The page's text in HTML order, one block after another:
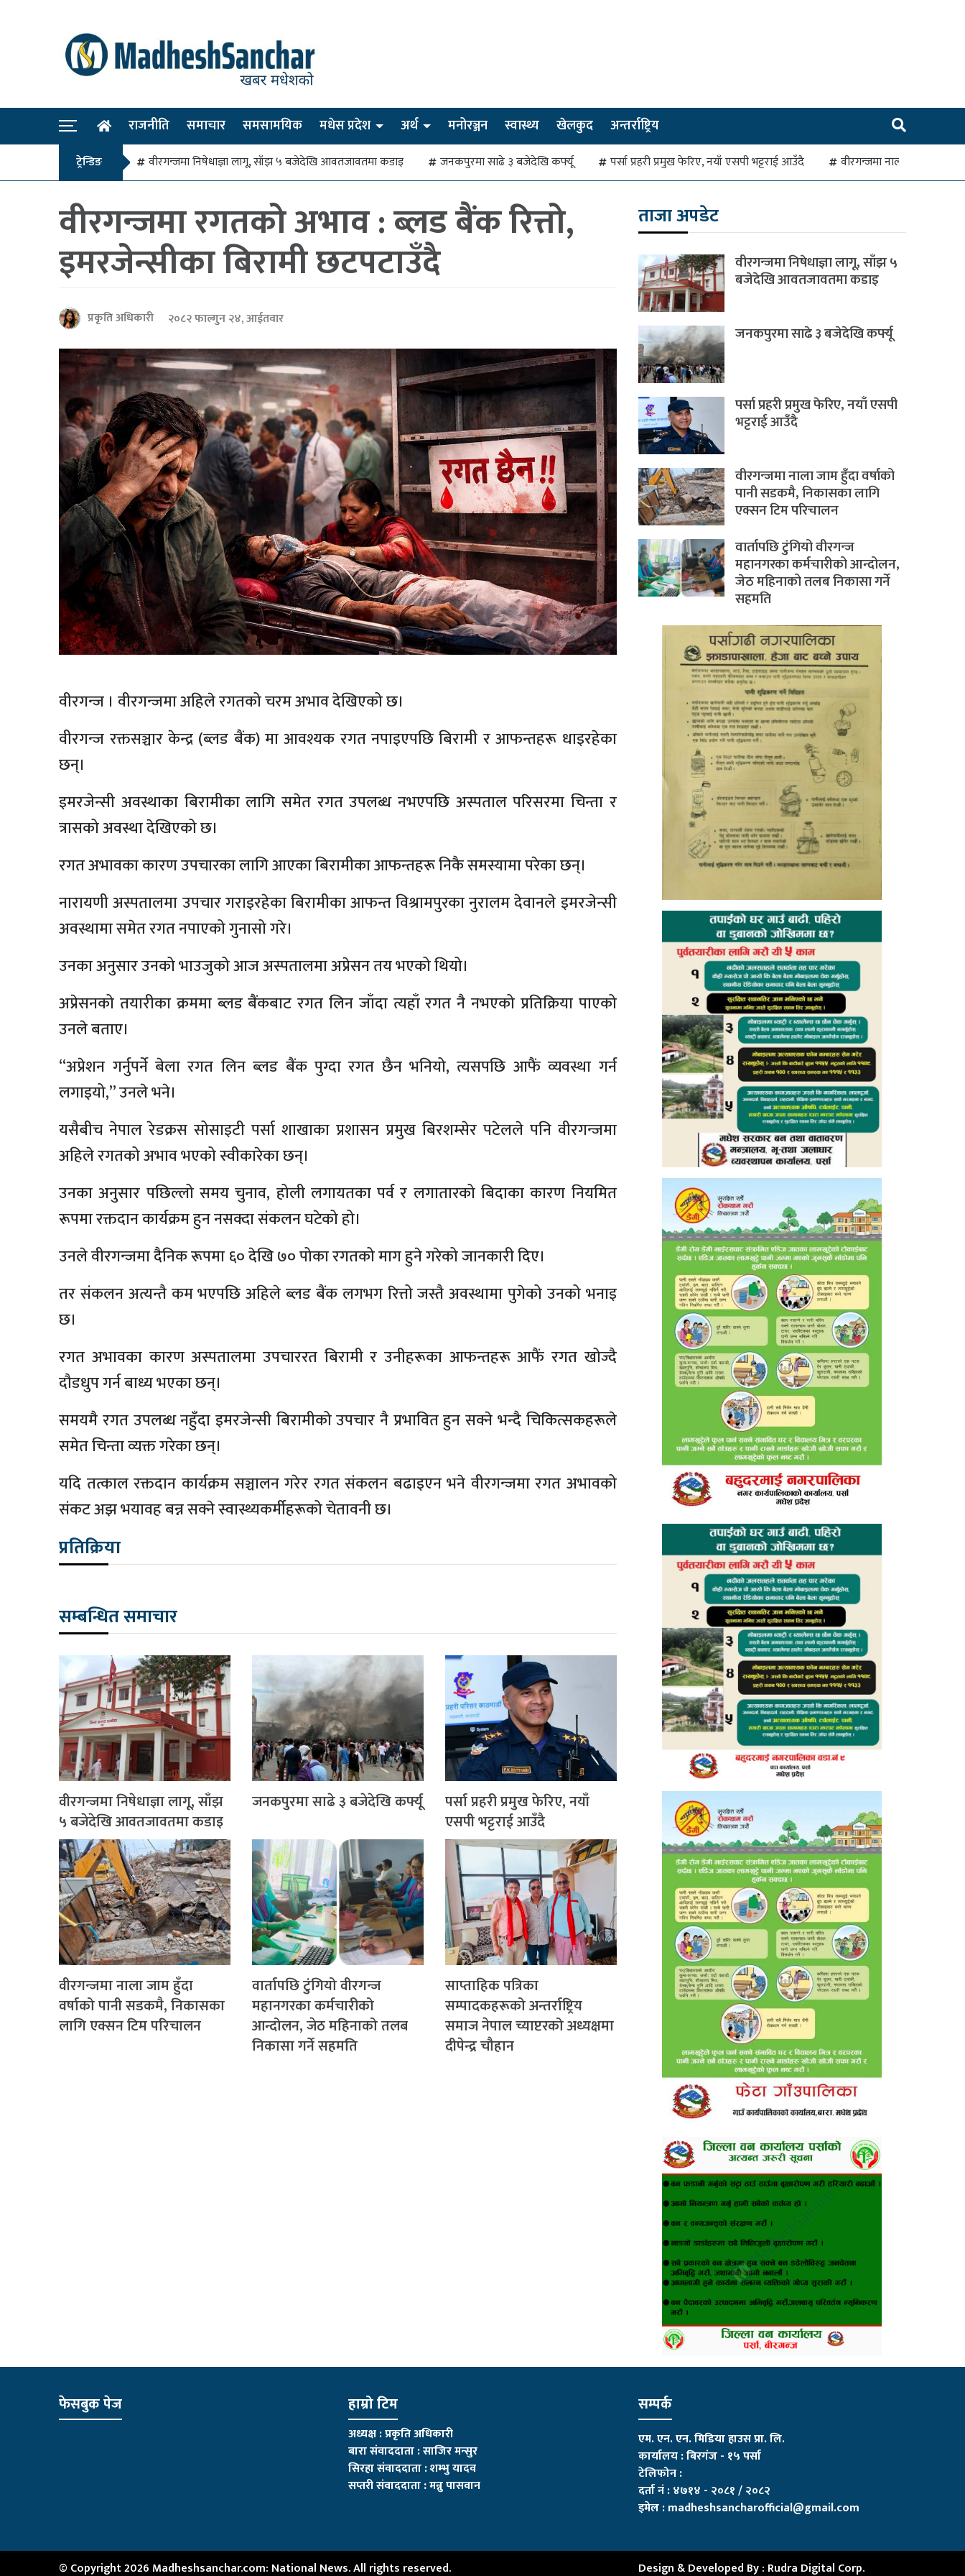
राजनीति समाचार समसामयिक मधेस प्रदेश अर्थ मनोरञ्जन स्वास्थ्य खेलकुद अन्तर्राष्ट्रिय
ट्रेन्डिङ वीरगन्जमा निषेधाज्ञा लागू, साँझ ५ बजेदेखि आवतजावतमा कडाइ जनकपुरमा साढे ३ बजेदेखि कर्फ्यू पर्सा प्रहरी प्रमुख फेरिए, नयाँ एसपी भट्टराई आउँदै वीरगन्जमा नाला जाम हुँदा
वीरगन्जमा रगतको अभाव : ब्लड बैंक रित्तो,
इमरजेन्सीका बिरामी छटपटाउँदै
प्रकृति अधिकारी २०८२ फाल्गुन २४, आईतवार
वीरगन्ज । वीरगन्जमा अहिले रगतको चरम अभाव देखिएको छ।
वीरगन्ज रक्तसञ्चार केन्द्र (ब्लड बैंक) मा आवश्यक रगत नपाइएपछि बिरामी र आफन्तहरू धाइरहेका
छन्।
इमरजेन्सी अवस्थाका बिरामीका लागि समेत रगत उपलब्ध नभएपछि अस्पताल परिसरमा चिन्ता र
त्रासको अवस्था देखिएको छ।
रगत अभावका कारण उपचारका लागि आएका बिरामीका आफन्तहरू निकै समस्यामा परेका छन्।
नारायणी अस्पतालमा उपचार गराइरहेका बिरामीका आफन्त विश्रामपुरका नुरालम देवानले इमरजेन्सी
अवस्थामा समेत रगत नपाएको गुनासो गरे।
उनका अनुसार उनको भाउजुको आज अस्पतालमा अप्रेसन तय भएको थियो।
अप्रेसनको तयारीका क्रममा ब्लड बैंकबाट रगत लिन जाँदा त्यहाँ रगत नै नभएको प्रतिक्रिया पाएको
उनले बताए।
“अप्रेशन गर्नुपर्ने बेला रगत लिन ब्लड बैंक पुग्दा रगत छैन भनियो, त्यसपछि आफैं व्यवस्था गर्न
लगाइयो,” उनले भने।
यसैबीच नेपाल रेडक्रस सोसाइटी पर्सा शाखाका प्रशासन प्रमुख बिरशम्सेर पटेलले पनि वीरगन्जमा
अहिले रगतको अभाव भएको स्वीकारेका छन्।
उनका अनुसार पछिल्लो समय चुनाव, होली लगायतका पर्व र लगातारको बिदाका कारण नियमित
रूपमा रक्तदान कार्यक्रम हुन नसक्दा संकलन घटेको हो।
उनले वीरगन्जमा दैनिक रूपमा ६० देखि ७० पोका रगतको माग हुने गरेको जानकारी दिए।
तर संकलन अत्यन्तै कम भएपछि अहिले ब्लड बैंक लगभग रित्तो जस्तै अवस्थामा पुगेको उनको भनाइ
छ।
रगत अभावका कारण अस्पतालमा उपचाररत बिरामी र उनीहरूका आफन्तहरू आफैं रगत खोज्दै
दौडधुप गर्न बाध्य भएका छन्।
समयमै रगत उपलब्ध नहुँदा इमरजेन्सी बिरामीको उपचार नै प्रभावित हुन सक्ने भन्दै चिकित्सकहरूले
समेत चिन्ता व्यक्त गरेका छन्।
यदि तत्काल रक्तदान कार्यक्रम सञ्चालन गरेर रगत संकलन बढाइएन भने वीरगन्जमा रगत अभावको
संकट अझ भयावह बन्न सक्ने स्वास्थ्यकर्मीहरूको चेतावनी छ।
प्रतिक्रिया
सम्बन्धित समाचार
वीरगन्जमा निषेधाज्ञा लागू, साँझ
५ बजेदेखि आवतजावतमा कडाइ
जनकपुरमा साढे ३ बजेदेखि कर्फ्यू
पर्सा प्रहरी प्रमुख फेरिए, नयाँ
एसपी भट्टराई आउँदै
वीरगन्जमा नाला जाम हुँदा
वर्षाको पानी सडकमै, निकासका
लागि एक्सन टिम परिचालन
वार्तापछि टुंगियो वीरगन्ज
महानगरका कर्मचारीको
आन्दोलन, जेठ महिनाको तलब
निकासा गर्ने सहमति
साप्ताहिक पत्रिका
सम्पादकहरूको अन्तर्राष्ट्रिय
समाज नेपाल च्याप्टरको अध्यक्षमा
दीपेन्द्र चौहान
ताजा अपडेट
वीरगन्जमा निषेधाज्ञा लागू, साँझ ५
बजेदेखि आवतजावतमा कडाइ
जनकपुरमा साढे ३ बजेदेखि कर्फ्यू
पर्सा प्रहरी प्रमुख फेरिए, नयाँ एसपी
भट्टराई आउँदै
वीरगन्जमा नाला जाम हुँदा वर्षाको
पानी सडकमै, निकासका लागि
एक्सन टिम परिचालन
वार्तापछि टुंगियो वीरगन्ज
महानगरका कर्मचारीको आन्दोलन,
जेठ महिनाको तलब निकासा गर्ने
सहमति
फेसबुक पेज हाम्रो टिम
अध्यक्ष : प्रकृति अधिकारी
बारा संवाददाता : साजिर मन्सुर
सिरहा संवाददाता : शम्भु यादव
सप्तरी संवाददाता:मन्नु पासवान
सम्पर्क
एम. एन. एन. मिडिया हाउस प्रा. लि.
कार्यालय : बिरगंज - १५ पर्सा
टेलिफोन :
दर्ता नं : ४७१४ - २०८१ / २०८२
इमेल :madheshsancharofficial@gmail.com
© Copyright 2026 Madheshsanchar.com: National News. All rights reserved. Design & Developed By : Rudra Digital Corp.